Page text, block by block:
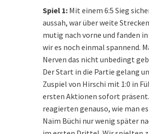
Spiel 1: Mit einem 6:5 Sieg
aussah, war über weite
mutig nach vorne und fanden
wir es noch einmal spannend.
Nerven das nicht unbedingt
Der Start in die Partie gelang
Zuspiel von Hirschi mit 1:0 in
ersten Aktionen sofort
reagierten genauso, wie man
Naïm Büchi nur wenig später